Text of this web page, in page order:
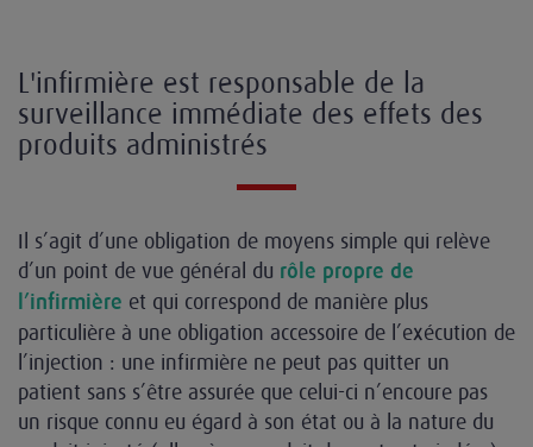
L'infirmière est responsable de la
surveillance immédiate des effets des
produits administrés
Il s’agit d’une obligation de moyens simple qui relève
d’un point de vue général du rôle propre de
l’infirmière et qui correspond de manière plus
particulière à une obligation accessoire de l’exécution de
l’injection : une infirmière ne peut pas quitter un
patient sans s’être assurée que celui-ci n’encoure pas
un risque connu eu égard à son état ou à la nature du